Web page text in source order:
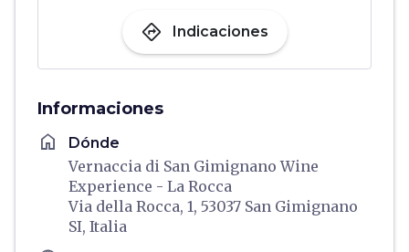
directions Indicaciones
Informaciones
home Dónde
Vernaccia di San Gimignano Wine
Experience - La Rocca
Via della Rocca, 1, 53037 San Gimignano
SI, Italia